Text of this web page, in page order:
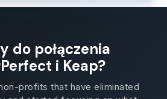
do połączenia
i Keap?
profits that have eliminated